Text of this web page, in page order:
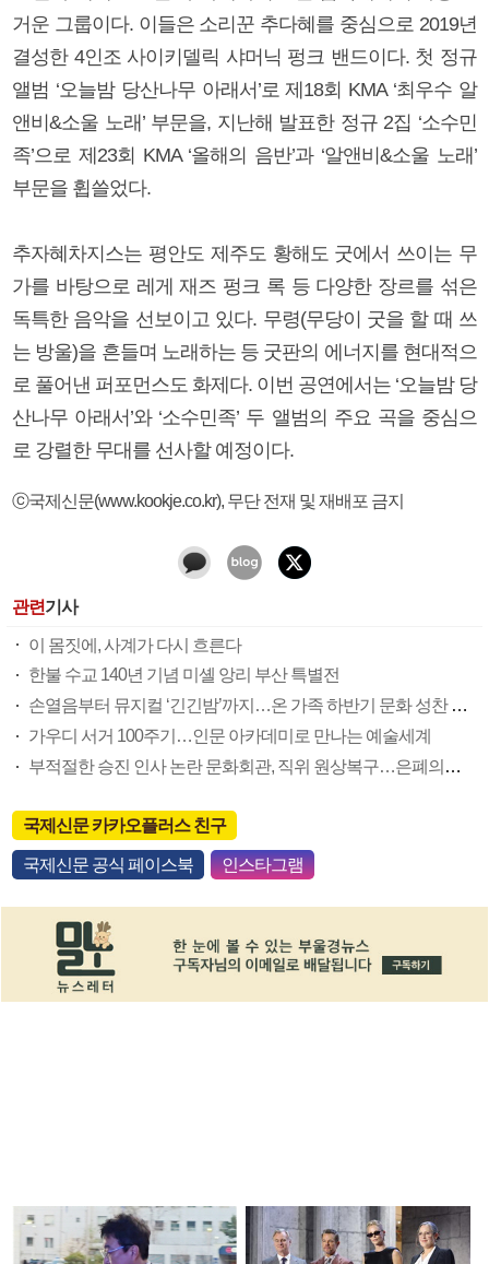
거운 그룹이다. 이들은 소리꾼 추다혜를 중심으로 2019년
결성한 4인조 사이키델릭 샤머닉 펑크 밴드이다. 첫 정규
앨범 ‘오늘밤 당산나무 아래서’로 제18회 KMA ‘최우수 알
앤비&소울 노래’ 부문을, 지난해 발표한 정규 2집 ‘소수민
족’으로 제23회 KMA ‘올해의 음반’과 ‘알앤비&소울 노래’
부문을 휩쓸었다.
추자혜차지스는 평안도 제주도 황해도 굿에서 쓰이는 무
가를 바탕으로 레게 재즈 펑크 록 등 다양한 장르를 섞은
독특한 음악을 선보이고 있다. 무령(무당이 굿을 할 때 쓰
는 방울)을 흔들며 노래하는 등 굿판의 에너지를 현대적으
로 풀어낸 퍼포먼스도 화제다. 이번 공연에서는 ‘오늘밤 당
산나무 아래서’와 ‘소수민족’ 두 앨범의 주요 곡을 중심으
로 강렬한 무대를 선사할 예정이다.
ⓒ국제신문(www.kookje.co.kr), 무단 전재 및 재배포 금지
관련기사
이 몸짓에, 사계가 다시 흐른다
한불 수교 140년 기념 미셸 앙리 부산 특별전
손열음부터 뮤지컬 ‘긴긴밤’까지…온 가족 하반기 문화 성찬 즐겨요
가우디 서거 100주기…인문 아카데미로 만나는 예술세계
부적절한 승진 인사 논란 문화회관, 직위 원상복구…은폐의혹 논란 불씨 여전
국제신문 카카오플러스 친구
국제신문 공식 페이스북 인스타그램